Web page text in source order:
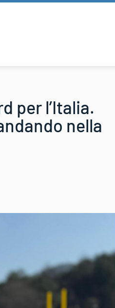
per l’Italia.
nella